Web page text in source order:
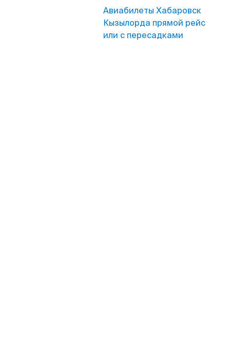
Авиабилеты Хабаровск
Кызылорда прямой рейс
или с пересадками